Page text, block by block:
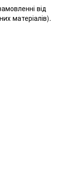
від
матеріалів).